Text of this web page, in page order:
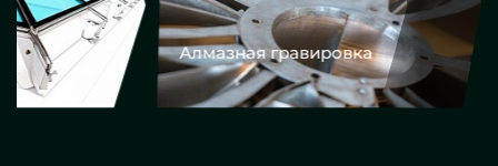
Алмазная гравировка